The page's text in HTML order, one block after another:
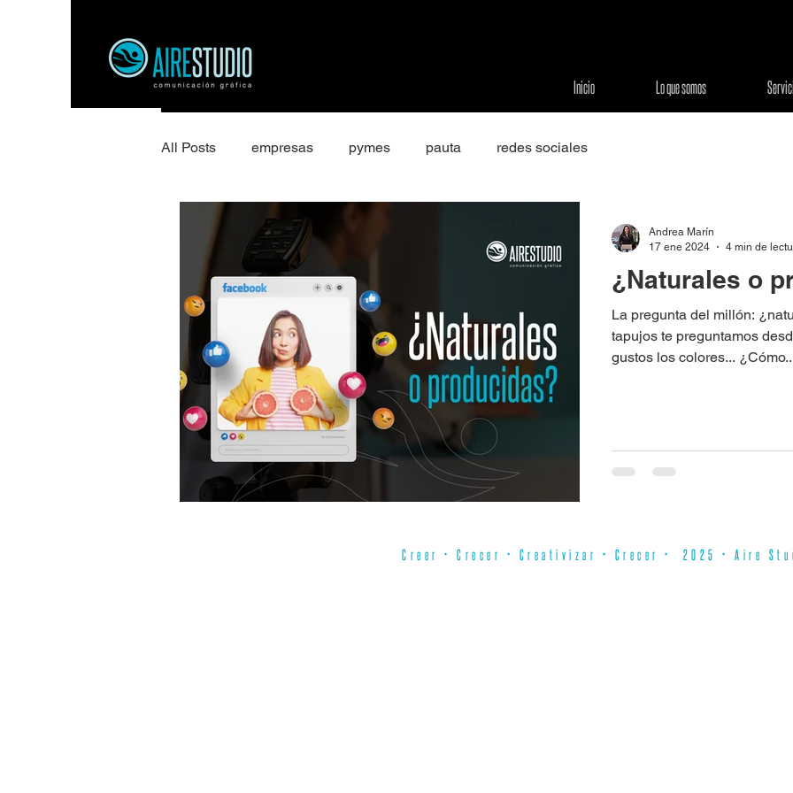
Inicio Lo que somos
All Posts empresas pymes pauta redes sociales
¿Naturales o
La pregunta del millón:
tapujos te preguntamos
gustos los colores...
Andrea Marín
17 ene 2024
4 min de
Creer • Crecer • Creativizar • Crecer • 2025 • Aire